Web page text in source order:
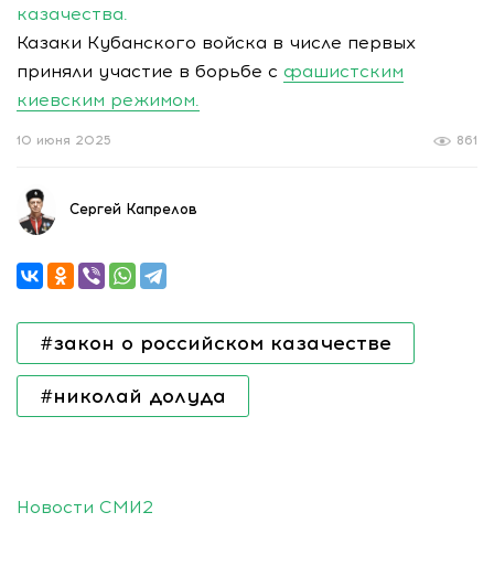
казачества.
Казаки Кубанского войска в числе первых
приняли участие в борьбе с фашистским
киевским режимом.
861
10 июня 2025
Сергей Капрелов
#закон о российском казачестве
#николай долуда
Новости СМИ2